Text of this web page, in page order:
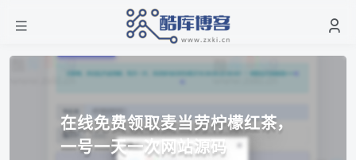
在线免费领取麦当劳柠檬红茶，
一号一天一次网站源码